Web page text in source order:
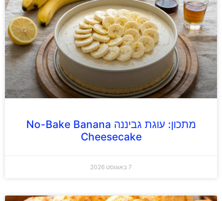
מתכון: עוגת גביננה No-Bake Banana
Cheesecake
7 באוגוסט 2026